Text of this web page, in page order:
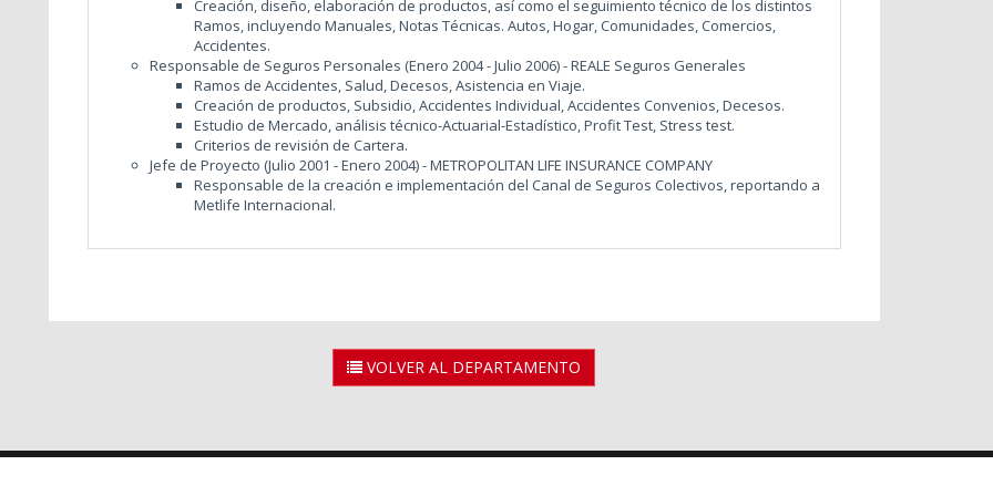
Creación, diseño, elaboración de productos, así como el seguimiento técnico de los distintos
Ramos, incluyendo Manuales, Notas Técnicas. Autos, Hogar, Comunidades, Comercios,
Accidentes.
Responsable de Seguros Personales (Enero 2004 - Julio 2006) - REALE Seguros Generales
Ramos de Accidentes, Salud, Decesos, Asistencia en Viaje.
Creación de productos, Subsidio, Accidentes Individual, Accidentes Convenios, Decesos.
Estudio de Mercado, análisis técnico-Actuarial-Estadístico, Profit Test, Stress test.
Criterios de revisión de Cartera.
Jefe de Proyecto (Julio 2001 - Enero 2004) - METROPOLITAN LIFE INSURANCE COMPANY
Responsable de la creación e implementación del Canal de Seguros Colectivos, reportando a
Metlife Internacional.
VOLVER AL DEPARTAMENTO